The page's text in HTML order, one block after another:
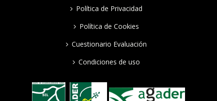
Política de Privacidad
Política de Cookies
Cuestionario Evaluación
Condiciones de uso